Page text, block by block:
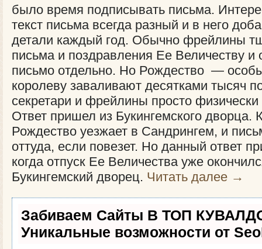
было время подписывать письма.
текст письма всегда разный и в него
детали каждый год. Обычно фрейлины
письма и поздравления Ее Величеству и
письмо отдельно. Но Рождество —
королеву заваливают десятками тысяч
секретари и фрейлины просто
Ответ пришел из Букингемского дворца.
Рождество уезжает в Сандрингем, и
оттуда, если повезет. Но данный ответ
когда отпуск Ее Величества уже
Букингемский дворец. Читать далее →
Забиваем Сайты В ТОП
Уникальные возможности от